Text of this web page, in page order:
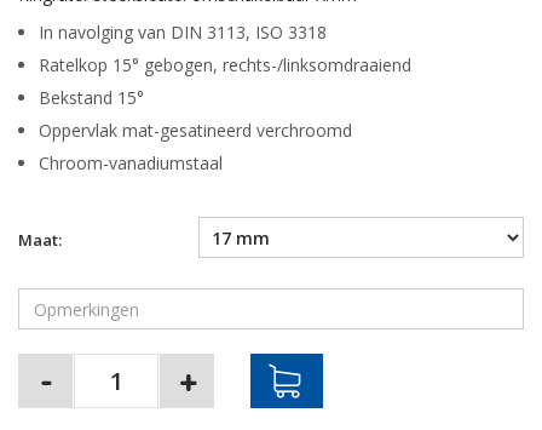
In navolging van DIN 3113, ISO 3318
Ratelkop 15° gebogen, rechts-/linksomdraaiend
Bekstand 15°
Oppervlak mat-gesatineerd verchroomd
Chroom-vanadiumstaal
Maat: